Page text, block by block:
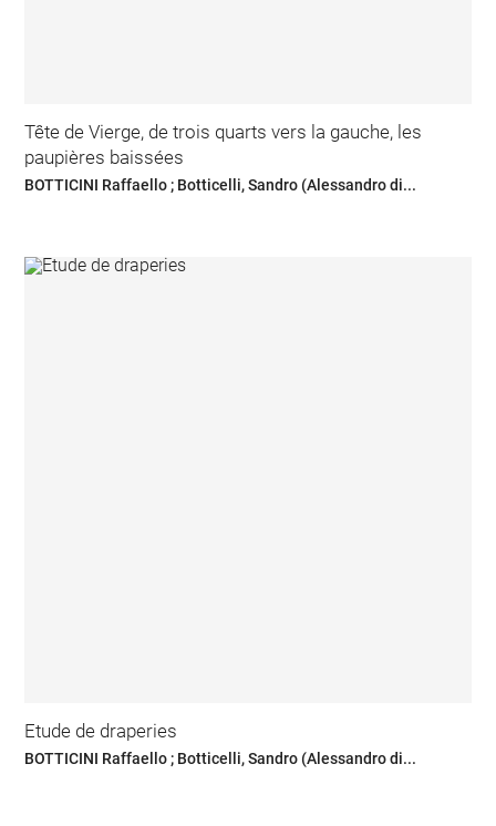
Tête de Vierge, de trois quarts vers la gauche, les
paupières baissées
BOTTICINI Raffaello ; Botticelli, Sandro (Alessandro di...
Etude de draperies
BOTTICINI Raffaello ; Botticelli, Sandro (Alessandro di...